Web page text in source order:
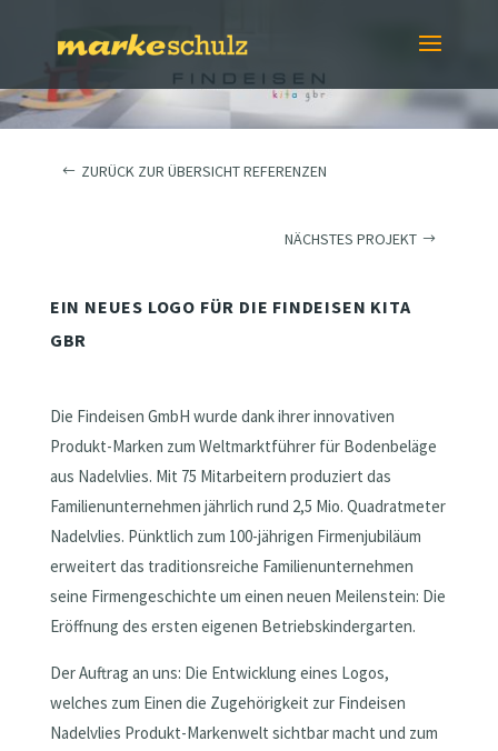
ZURÜCK ZUR ÜBERSICHT REFERENZEN
NÄCHSTES PROJEKT
EIN NEUES LOGO FÜR DIE FINDEISEN KITA
GBR
Die Findeisen GmbH wurde dank ihrer innovativen
Produkt-Marken zum Weltmarktführer für Bodenbeläge
aus Nadelvlies. Mit 75 Mitarbeitern produziert das
Familienunternehmen jährlich rund 2,5 Mio. Quadratmeter
Nadelvlies. Pünktlich zum 100-jährigen Firmenjubiläum
erweitert das traditionsreiche Familienunternehmen
seine Firmengeschichte um einen neuen Meilenstein: Die
Eröffnung des ersten eigenen Betriebskindergarten.
Der Auftrag an uns: Die Entwicklung eines Logos,
welches zum Einen die Zugehörigkeit zur Findeisen
Nadelvlies Produkt-Markenwelt sichtbar macht und zum